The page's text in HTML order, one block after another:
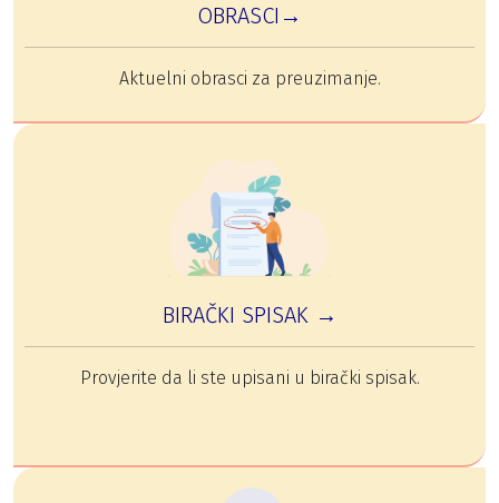
OBRASCI→
Aktuelni obrasci za preuzimanje.
BIRAČKI SPISAK →
Provjerite da li ste upisani u birački spisak.